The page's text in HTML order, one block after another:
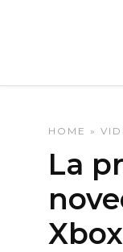
HOME »
La
Xbox